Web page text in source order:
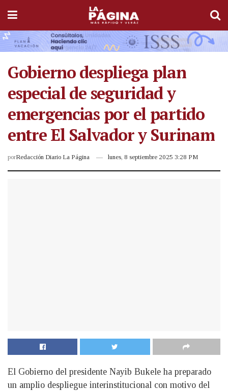
Gobierno despliega plan
especial de seguridad y
emergencias por el partido
entre El Salvador y Surinam
porRedacción Diario La Página lunes, 8 septiembre 2025 3:28 PM
El Gobierno del presidente Nayib Bukele ha preparado
un amplio despliegue interinstitucional con motivo del